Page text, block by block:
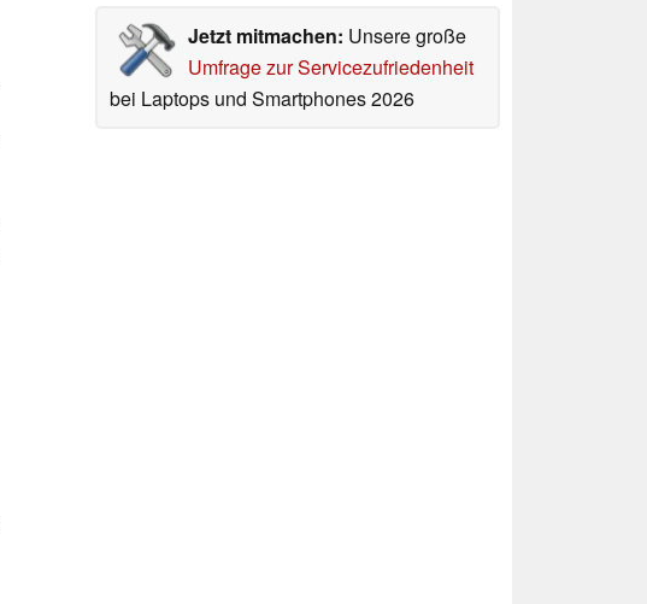
Jetzt mitmachen: Unsere große
Umfrage zur Servicezufriedenheit
bei Laptops und Smartphones 2026